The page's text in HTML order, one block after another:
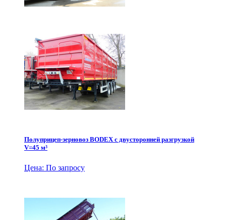
Полуприцеп-зерновоз BODEX с двусторонней разгрузкой
V=45 м³
Цена: По запросу